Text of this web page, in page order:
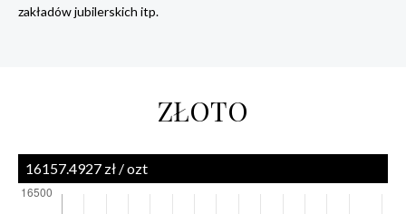
zakładów jubilerskich itp.
ZŁOTO
16157.4927 zł / ozt